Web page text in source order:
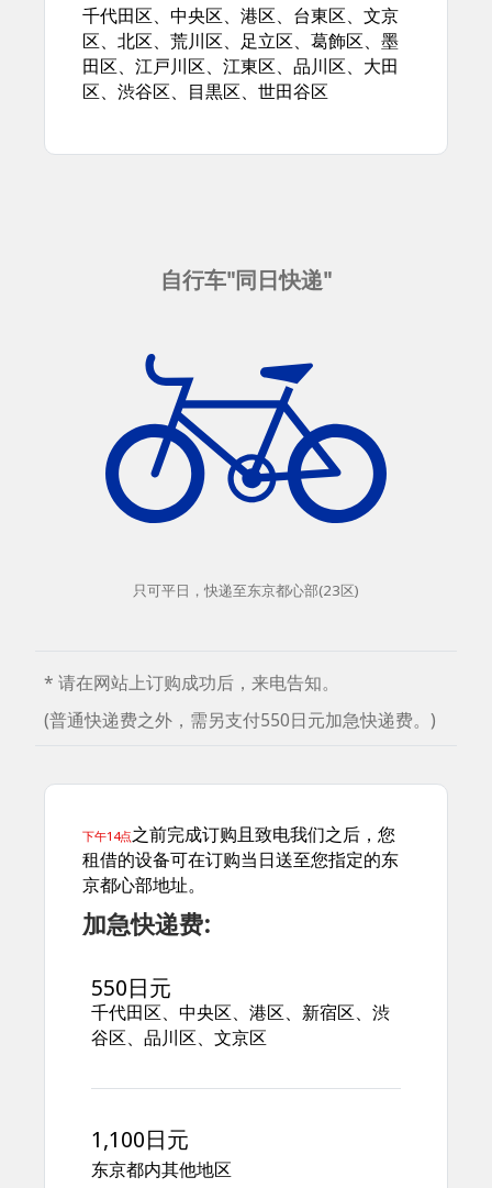
千代田区、中央区、港区、台東区、文京
区、北区、荒川区、足立区、葛飾区、墨
田区、江戸川区、江東区、品川区、大田
区、渋谷区、目黒区、世田谷区
自行车"同日快递"
只可平日，快递至东京都心部(23区)
* 请在网站上订购成功后，来电告知。
(普通快递费之外，需另支付550日元加急快递费。)
下午14点之前完成订购且致电我们之后，您
租借的设备可在订购当日送至您指定的东
京都心部地址。
加急快递费:
550日元
千代田区、中央区、港区、新宿区、渋
谷区、品川区、文京区
1,100日元
东京都内其他地区